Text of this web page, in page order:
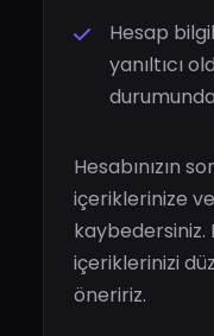
Hesap
yanıltıcı
durumunda
Hesabınızın
içeriklerinize
kaybedersiniz.
içeriklerinizi
öneririz.